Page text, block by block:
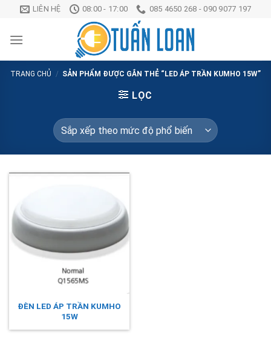
Chuyển
nội
LIÊN HỆ 08:00 - 17:00 085 4650 268 - 090 9077 197
TRANG CHỦ / SẢN PHẨM ĐƯỢC GẮN THẺ “LED ÁP TRẦN KUMHO 15W”
LỌC
ĐÈN LED ÁP TRẦN KUMHO
15W